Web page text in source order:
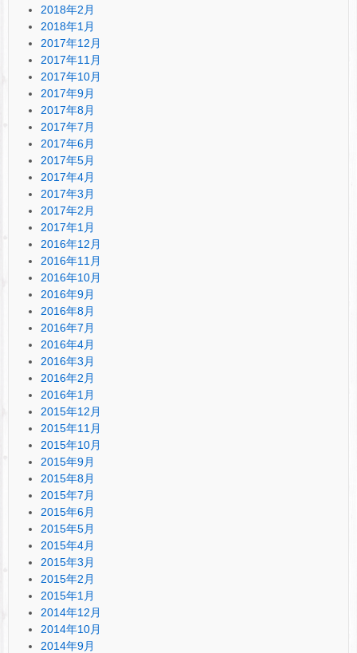
2018年2月
2018年1月
2017年12月
2017年11月
2017年10月
2017年9月
2017年8月
2017年7月
2017年6月
2017年5月
2017年4月
2017年3月
2017年2月
2017年1月
2016年12月
2016年11月
2016年10月
2016年9月
2016年8月
2016年7月
2016年4月
2016年3月
2016年2月
2016年1月
2015年12月
2015年11月
2015年10月
2015年9月
2015年8月
2015年7月
2015年6月
2015年5月
2015年4月
2015年3月
2015年2月
2015年1月
2014年12月
2014年10月
2014年9月